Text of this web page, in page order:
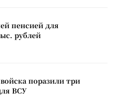
пенсией для
рублей
поразили три
ВСУ